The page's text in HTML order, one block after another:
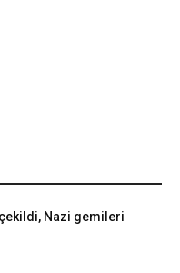
Nazi gemileri